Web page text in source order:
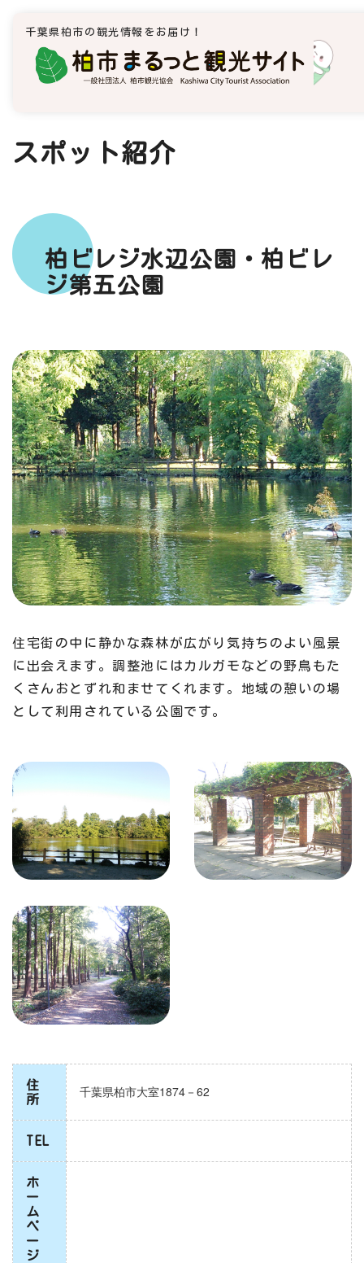
千葉県柏市の観光情報をお届け！
スポット紹介
柏ビレジ水辺公園・柏ビレ
ジ第五公園
住宅街の中に静かな森林が広がり気持ちのよい風景
に出会えます。調整池にはカルガモなどの野鳥もた
くさんおとずれ和ませてくれます。地域の憩いの場
として利用されている公園です。
住
所
千葉県柏市大室1874－62
TEL
ホ
ー
ム
ペ
ー
ジ